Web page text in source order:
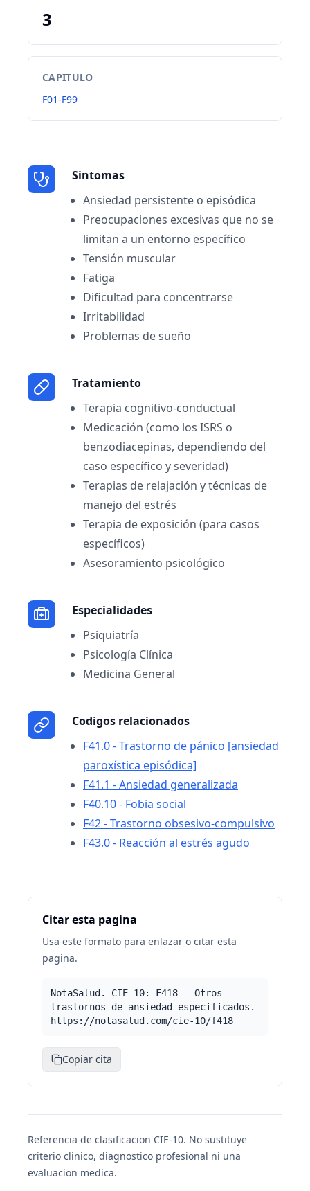
3
CAPITULO
F01-F99
Sintomas
Ansiedad persistente o episódica
Preocupaciones excesivas que no se
limitan a un entorno específico
Tensión muscular
Fatiga
Dificultad para concentrarse
Irritabilidad
Problemas de sueño
Tratamiento
Terapia cognitivo-conductual
Medicación (como los ISRS o
benzodiacepinas, dependiendo del
caso específico y severidad)
Terapias de relajación y técnicas de
manejo del estrés
Terapia de exposición (para casos
específicos)
Asesoramiento psicológico
Especialidades
Psiquiatría
Psicología Clínica
Medicina General
Codigos relacionados
F41.0 - Trastorno de pánico [ansiedad
paroxística episódica]
F41.1 - Ansiedad generalizada
F40.10 - Fobia social
F42 - Trastorno obsesivo-compulsivo
F43.0 - Reacción al estrés agudo
Citar esta pagina
Usa este formato para enlazar o citar esta
pagina.
NotaSalud. CIE-10: F418 - Otros
trastornos de ansiedad especificados.
https://notasalud.com/cie-10/f418
Copiar cita
Referencia de clasificacion CIE-10. No sustituye
criterio clinico, diagnostico profesional ni una
evaluacion medica.